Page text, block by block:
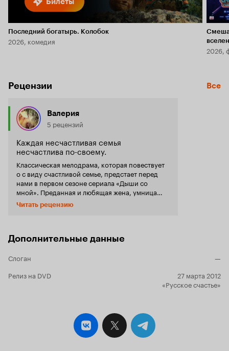
Последний богатырь. Колобок
2026, комедия
2026,
Рецензии Все
Валерия
5 рецензий
Каждая несчастливая семья
несчастлива по-своему.
Классическая мелодрама, которая повествует
о с виду счастливой семье, предстает перед
нами в первом сезоне сериала «Дыши со
мной». Преданная и любящая жена, умница
красавица дочь, а муж в день годовщины
свадьбы уходит к любовнице. Вроде бы таких
четырьмя основными персонажами. Не
случайно был выбран слоган сериала «По
закону бумеранга…», ведь все знают эти
нашей жизни возвращается, какие бы обиды ты
могут обернуться прочными союзами, где
зарождается прекрасное чувство- любовь. Уже
другую «счастливую» семью нам показывают
буквально через несколько серий. Здесь тоже,
Читать рецензию
Дополнительные данные
Слоган
—
Релиз на DVD
27 марта 2012
«Русское счастье»